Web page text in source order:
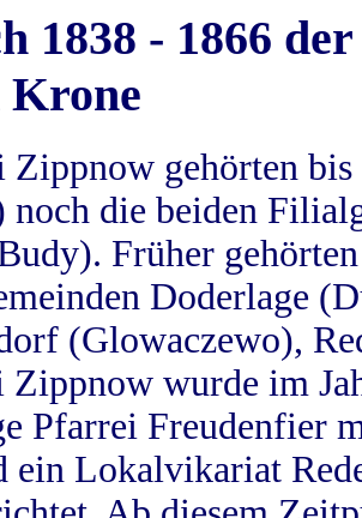
1838 - 1866
Krone
Zippnow gehörten
noch die beiden
Früher
Doderlage
(Glowaczewo),
wurde im
Pfarrei Freudenfier
ein Lokalvikariat